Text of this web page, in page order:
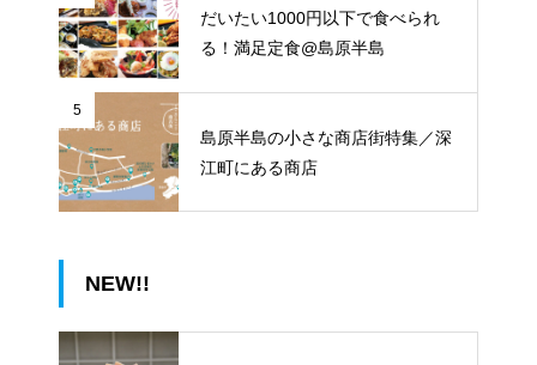
だいたい1000円以下で食べられ
る！満足定食@島原半島
5
島原半島の小さな商店街特集／深
江町にある商店
NEW!!